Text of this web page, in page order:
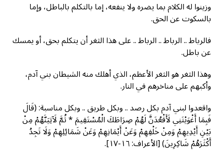
وزينوا له الكلام بما يضره ولا ينفعه، إما بالتكلم بالباطل، وإما
بالسكوت عن الحق.
فالرباط .. الرباط .. الرباط .. على هذا الثغر أن يتكلم بحق، أو يمسك
عن باطل.
وهذا الثغر هو الثغر الأعظم، الذي أهلك منه الشيطان بني آدم،
وأكبهم على مناخرهم في النار.
واقعدوا لبني آدم بكل رصد .. وبكل طريق .. وبكل مناسبة: (قَالَ
فَبِمَا أَغْوَيْتَنِي لَأَقْعُدَنَّ لَهُمْ صِرَاطَكَ الْمُسْتَقِيمَ * ثُمَّ لَآتِيَنَّهُمْ مِنْ
بَيْنِ أَيْدِيهِمْ وَمِنْ خَلْفِهِمْ وَعَنْ أَيْمَانِهِمْ وَعَنْ شَمَائِلِهِمْ وَلَا تَجِدُ
أَكْثَرَهُمْ شَاكِرِينَ) [الأعراف: ١٦-١٧].